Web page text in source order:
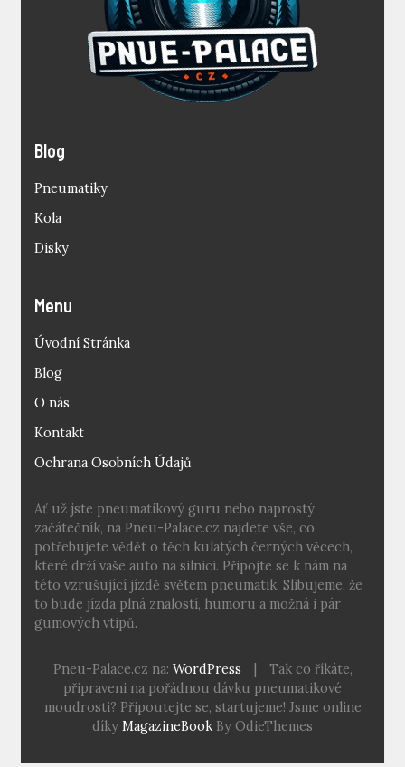
Blog
Pneumatiky
Kola
Disky
Menu
Úvodní Stránka
Blog
O nás
Kontakt
Ochrana Osobních Údajů
Ať už jste pneumatikový guru nebo naprostý
začátečník, na Pneu-Palace.cz najdete vše, co
potřebujete vědět o těch kulatých černých věcech,
které drží vaše auto na silnici. Připojte se k nám na
této vzrušující jízdě světem pneumatik. Slibujeme, že
to bude jízda plná znalostí, humoru a možná i pár
gumových vtipů.
Pneu-Palace.cz na: WordPress
Tak co říkáte,
připraveni na pořádnou dávku pneumatikové
moudrosti? Připoutejte se, startujeme! Jsme online
díky MagazineBook By OdieThemes